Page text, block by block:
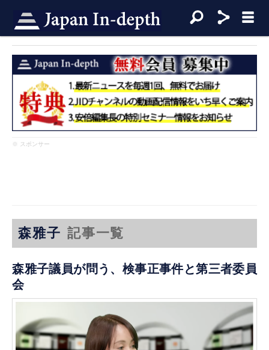
※ スポンサー
森雅子 記事一覧
森雅子議員が問う、検事正事件と第三者委員
会